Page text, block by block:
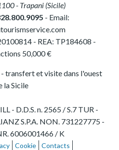
- Trapani (Sicile)
- Email:
- REA: TP184608 -
50,000 €
transfert et visite dans l'ouest
la Sicile
- D.D.S. n. 2565 / S.7 TUR -
S.P.A. NON. 731227775 -
6006001466 / K
Cookie Contacts